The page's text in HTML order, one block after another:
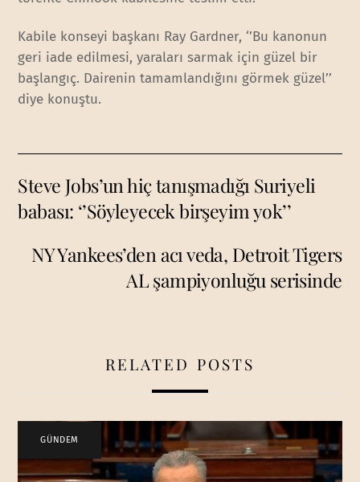
Kabile konseyi başkanı Ray Gardner, ‘’Bu kanonun
geri iade edilmesi, yaraları sarmak için güzel bir
başlangıç. Dairenin tamamlandığını görmek güzel’’
diye konuştu.
Steve Jobs’un hiç tanışmadığı Suriyeli
babası: ‘’Söyleyecek birşeyim yok’’
NY Yankees’den acı veda, Detroit Tigers
AL şampiyonluğu serisinde
RELATED POSTS
GÜNDEM